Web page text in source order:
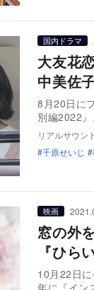
国内ドラマ
大友花
中美佐
8月20日に
別編2022
リアルサウン
千原せいじ
映画
窓の外
『ひら
10月22日